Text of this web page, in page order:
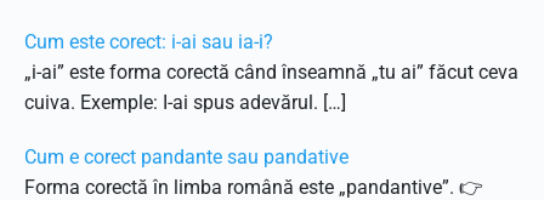
Cum este corect: i-ai sau ia-i?
„i-ai” este forma corectă când înseamnă „tu ai” făcut ceva
cuiva. Exemple: I-ai spus adevărul. […]
Cum e corect pandante sau pandative
Forma corectă în limba română este „pandantive”. 👉